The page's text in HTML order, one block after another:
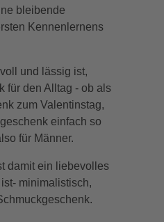
bleibende
Kennenlernens
und lässig ist,
für den Alltag - ob als
zum Valentinstag,
einfach so
für Männer.
damit ein liebevolles
minimalistisch,